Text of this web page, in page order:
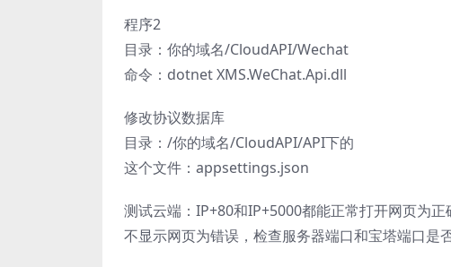
程序2
目录：你的域名/CloudAPI/Wechat
命令：dotnet XMS.WeChat.Api.dll
修改协议数据库
目录：/你的域名/CloudAPI/API下的
这个文件：appsettings.json
测试云端：IP+80和IP+5000都能正常打开网页为正
不显示网页为错误，检查服务器端口和宝塔端口是